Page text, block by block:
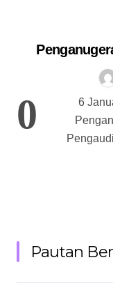
0
6
Pautan